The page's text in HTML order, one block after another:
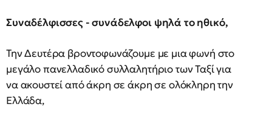
Συναδέλφισσες - συνάδελφοι ψηλά το ηθικό,
Την Δευτέρα βροντοφωνάζουμε με μια φωνή στο
μεγάλο πανελλαδικό συλλαλητήριο των Ταξί για
να ακουστεί από άκρη σε άκρη σε ολόκληρη την
Ελλάδα,